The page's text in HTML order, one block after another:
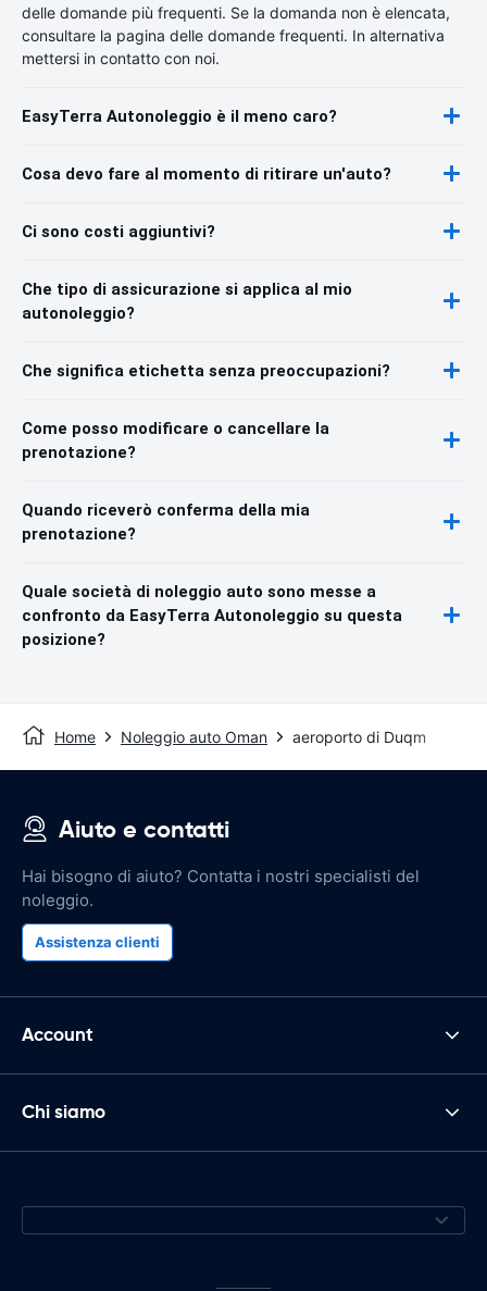
delle domande più frequenti. Se la domanda non è elencata,
consultare la pagina delle domande frequenti. In alternativa
mettersi in contatto con noi.
EasyTerra Autonoleggio è il meno caro?
Cosa devo fare al momento di ritirare un'auto?
Ci sono costi aggiuntivi?
Che tipo di assicurazione si applica al mio
autonoleggio?
Che significa etichetta senza preoccupazioni?
Come posso modificare o cancellare la
prenotazione?
Quando riceverò conferma della mia
prenotazione?
Quale società di noleggio auto sono messe a
confronto da EasyTerra Autonoleggio su questa
posizione?
Home Noleggio auto Oman aeroporto di Duqm
Aiuto e contatti
Hai bisogno di aiuto? Contatta i nostri specialisti del
noleggio.
Assistenza clienti
Account
Chi siamo